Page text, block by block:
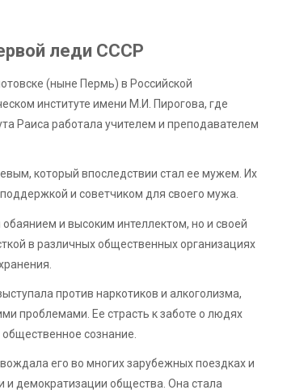
леди СССР
(ныне Пермь) в Российской
институте имени М.И. Пирогова, где
Раиса работала учителем и преподавателем
который впоследствии стал ее мужем. Их
и советчиком для своего мужа.
и высоким интеллектом, но и своей
в различных общественных организациях
против наркотиков и алкоголизма,
проблемами. Ее страсть к заботе о людях
сознание.
его во многих зарубежных поездках и
и демократизации общества. Она стала